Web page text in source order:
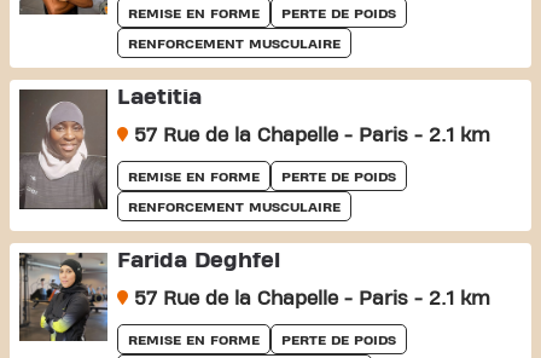
REMISE EN FORME PERTE DE POIDS
RENFORCEMENT MUSCULAIRE
Laetitia
57 Rue de la Chapelle - Paris - 2.1 km
REMISE EN FORME PERTE DE POIDS
RENFORCEMENT MUSCULAIRE
Farida Deghfel
57 Rue de la Chapelle - Paris - 2.1 km
REMISE EN FORME PERTE DE POIDS